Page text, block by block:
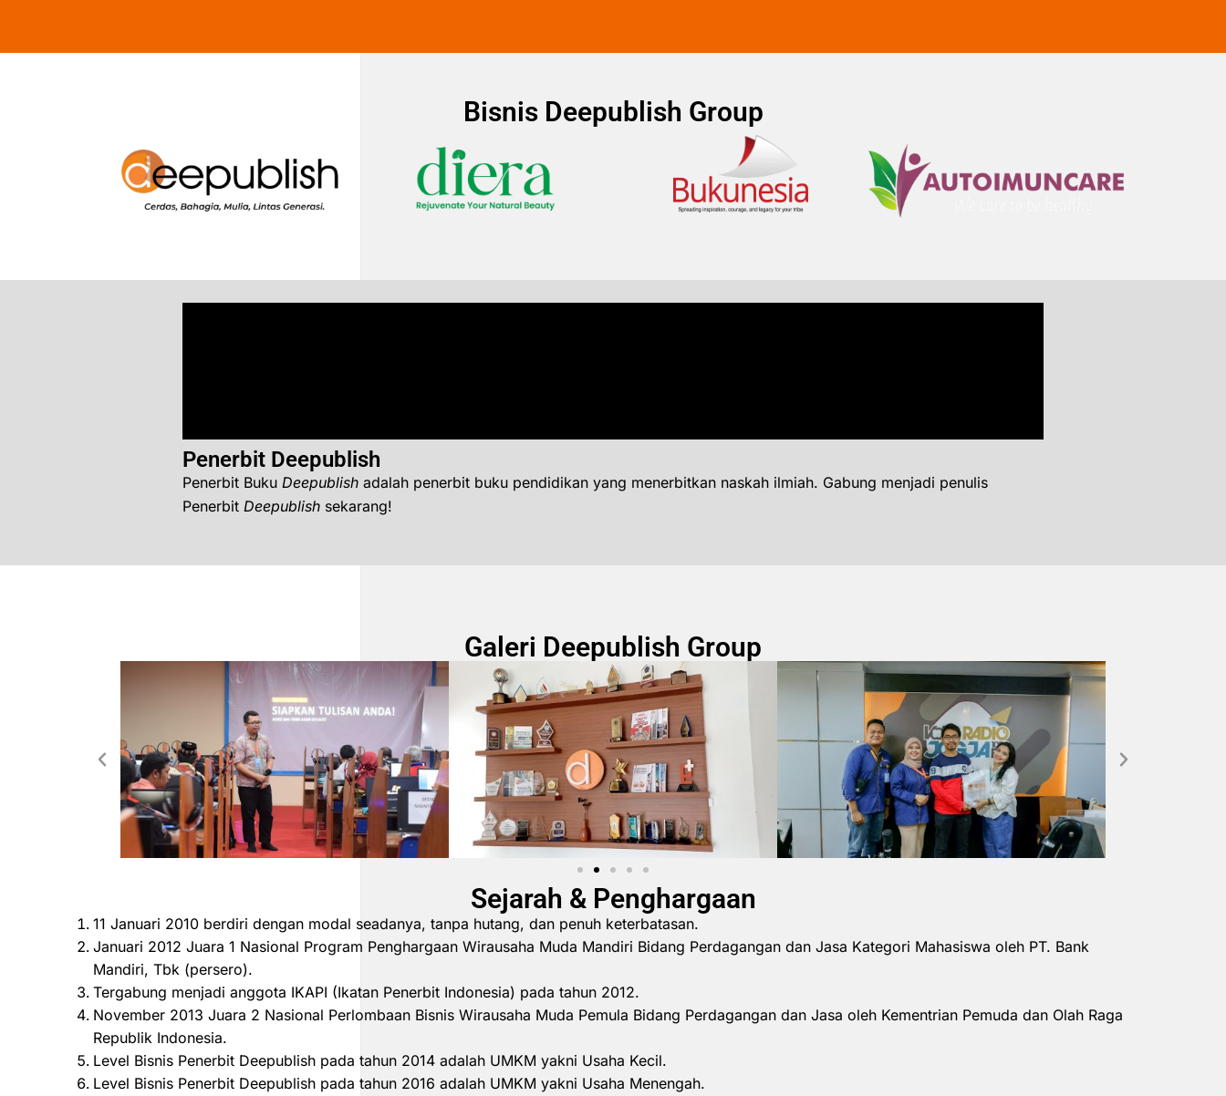
Bisnis Deepublish Group
Penerbit Deepublish
Penerbit Buku Deepublish adalah penerbit buku pendidikan yang menerbitkan naskah ilmiah. Gabung menjadi penulis
Penerbit Deepublish sekarang!
Galeri Deepublish Group
Sejarah & Penghargaan
11 Januari 2010 berdiri dengan modal seadanya, tanpa hutang, dan penuh keterbatasan.
Januari 2012 Juara 1 Nasional Program Penghargaan Wirausaha Muda Mandiri Bidang Perdagangan dan Jasa Kategori Mahasiswa oleh PT. Bank
Mandiri, Tbk (persero).
Tergabung menjadi anggota IKAPI (Ikatan Penerbit Indonesia) pada tahun 2012.
November 2013 Juara 2 Nasional Perlombaan Bisnis Wirausaha Muda Pemula Bidang Perdagangan dan Jasa oleh Kementrian Pemuda dan Olah Raga
Republik Indonesia.
Level Bisnis Penerbit Deepublish pada tahun 2014 adalah UMKM yakni Usaha Kecil.
Level Bisnis Penerbit Deepublish pada tahun 2016 adalah UMKM yakni Usaha Menengah.